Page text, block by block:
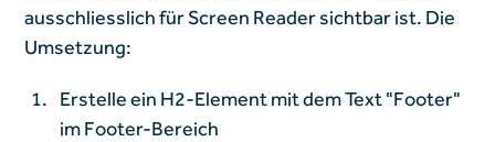
ausschliesslich für Screen Reader sichtbar ist. Die
Umsetzung:
Erstelle ein H2-Element mit dem Text "Footer"
im Footer-Bereich